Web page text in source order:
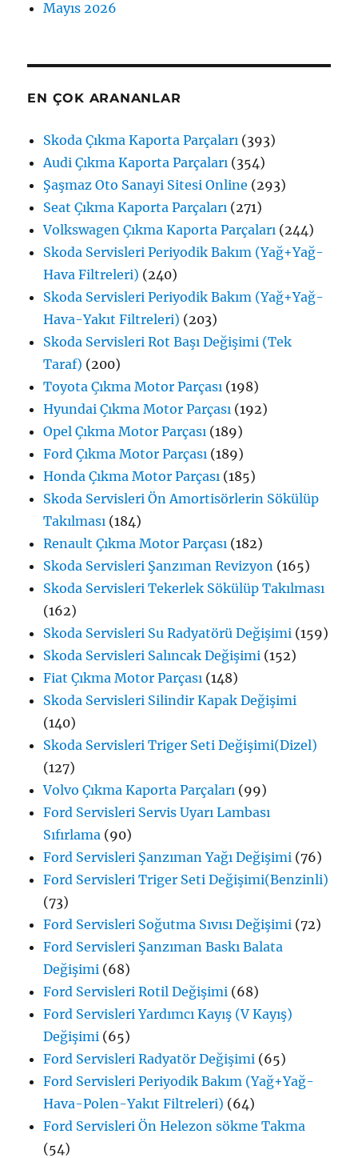
Mayıs 2026
EN ÇOK ARANANLAR
Skoda Çıkma Kaporta Parçaları (393)
Audi Çıkma Kaporta Parçaları (354)
Şaşmaz Oto Sanayi Sitesi Online (293)
Seat Çıkma Kaporta Parçaları (271)
Volkswagen Çıkma Kaporta Parçaları (244)
Skoda Servisleri Periyodik Bakım (Yağ+Yağ-
Hava Filtreleri) (240)
Skoda Servisleri Periyodik Bakım (Yağ+Yağ-
Hava-Yakıt Filtreleri) (203)
Skoda Servisleri Rot Başı Değişimi (Tek
Taraf) (200)
Toyota Çıkma Motor Parçası (198)
Hyundai Çıkma Motor Parçası (192)
Opel Çıkma Motor Parçası (189)
Ford Çıkma Motor Parçası (189)
Honda Çıkma Motor Parçası (185)
Skoda Servisleri Ön Amortisörlerin Sökülüp
Takılması (184)
Renault Çıkma Motor Parçası (182)
Skoda Servisleri Şanzıman Revizyon (165)
Skoda Servisleri Tekerlek Sökülüp Takılması
(162)
Skoda Servisleri Su Radyatörü Değişimi (159)
Skoda Servisleri Salıncak Değişimi (152)
Fiat Çıkma Motor Parçası (148)
Skoda Servisleri Silindir Kapak Değişimi
(140)
Skoda Servisleri Triger Seti Değişimi(Dizel)
(127)
Volvo Çıkma Kaporta Parçaları (99)
Ford Servisleri Servis Uyarı Lambası
Sıfırlama (90)
Ford Servisleri Şanzıman Yağı Değişimi (76)
Ford Servisleri Triger Seti Değişimi(Benzinli)
(73)
Ford Servisleri Soğutma Sıvısı Değişimi (72)
Ford Servisleri Şanzıman Baskı Balata
Değişimi (68)
Ford Servisleri Rotil Değişimi (68)
Ford Servisleri Yardımcı Kayış (V Kayış)
Değişimi (65)
Ford Servisleri Radyatör Değişimi (65)
Ford Servisleri Periyodik Bakım (Yağ+Yağ-
Hava-Polen-Yakıt Filtreleri) (64)
Ford Servisleri Ön Helezon sökme Takma
(54)